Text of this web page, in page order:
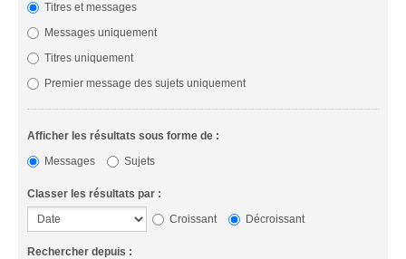
Titres et messages
Messages uniquement
Titres uniquement
Premier message des sujets uniquement
Afficher les résultats sous forme de :
Messages
Sujets
Classer les résultats par :
Croissant
Décroissant
Rechercher depuis :